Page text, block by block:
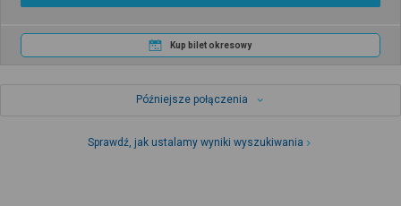
Kup bilet okresowy
Późniejsze połączenia
Sprawdź, jak ustalamy wyniki wyszukiwania